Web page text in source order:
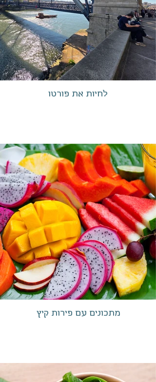
לחיות את פורטו
מתכונים עם פירות קיץ